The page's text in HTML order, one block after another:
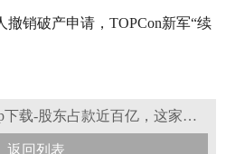
撤销破产申请，TOPCon新军“续
上一条：乐鱼体育官网app下载-股东占款近百亿，这家光伏公司正式退市！
返回列表